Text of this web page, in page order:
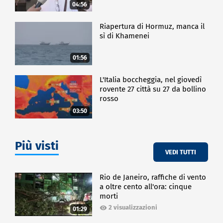
04:56
01:56
Riapertura di Hormuz, manca il
sì di Khamenei
03:50
L'Italia boccheggia, nel giovedì
rovente 27 città su 27 da bollino
rosso
Più visti VEDI TUTTI
01:29
Rio de Janeiro, raffiche di vento
a oltre cento all'ora: cinque
morti
2 visualizzazioni